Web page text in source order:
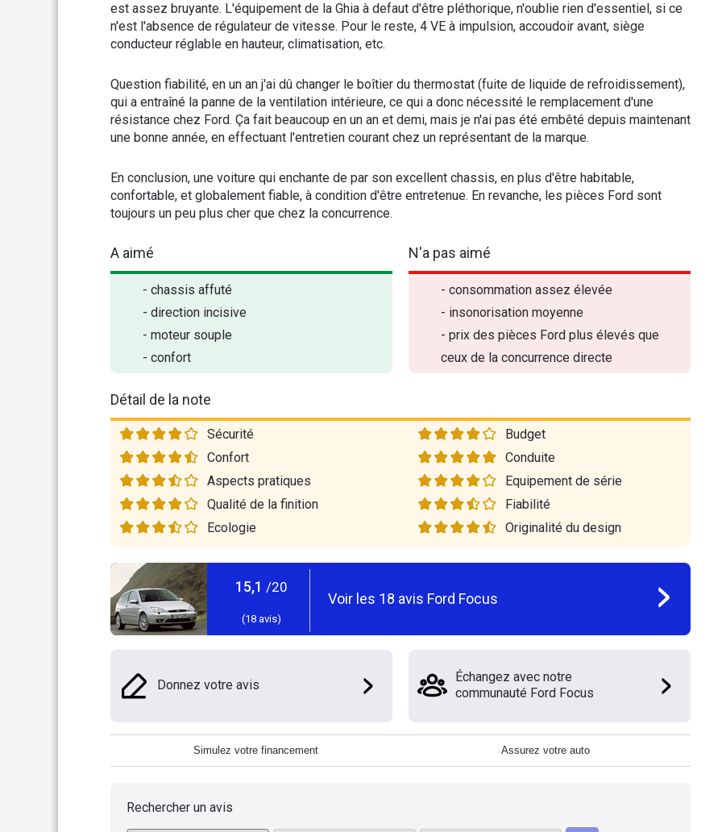
est assez bruyante. L'équipement de la Ghia à defaut d'être pléthorique, n'oublie rien d'essentiel, si ce
n'est l'absence de régulateur de vitesse. Pour le reste, 4 VE à impulsion, accoudoir avant, siège
conducteur réglable en hauteur, climatisation, etc.
Question fiabilité, en un an j'ai dû changer le boîtier du thermostat (fuite de liquide de refroidissement),
qui a entraîné la panne de la ventilation intérieure, ce qui a donc nécessité le remplacement d'une
résistance chez Ford. Ça fait beaucoup en un an et demi, mais je n'ai pas été embêté depuis maintenant
une bonne année, en effectuant l'entretien courant chez un représentant de la marque.
En conclusion, une voiture qui enchante de par son excellent chassis, en plus d'être habitable,
confortable, et globalement fiable, à condition d'être entretenue. En revanche, les pièces Ford sont
toujours un peu plus cher que chez la concurrence.
A aimé
- chassis affuté
- direction incisive
- moteur souple
- confort
N'a pas aimé
- consommation assez élevée
- insonorisation moyenne
- prix des pièces Ford plus élevés que
ceux de la concurrence directe
Détail de la note
Sécurité
Budget
Confort
Conduite
Aspects pratiques
Equipement de série
Qualité de la finition
Fiabilité
Ecologie
Originalité du design
15,1 /20
(18 avis)
Voir les 18 avis Ford Focus
Donnez votre avis
Échangez avec notre
communauté Ford Focus
Simulez votre financement Assurez votre auto
Rechercher un avis